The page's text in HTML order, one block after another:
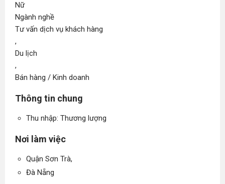
Nữ
Ngành nghề
Tư vấn dịch vụ khách hàng
,
Du lịch
,
Bán hàng / Kinh doanh
Thông tin chung
Thu nhập: Thương lượng
Nơi làm việc
Quận Sơn Trà,
Đà Nẵng